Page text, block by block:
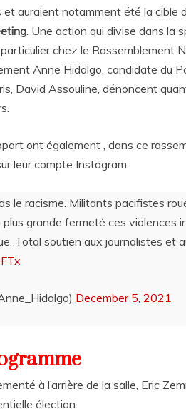
auraient notamment été la cible
. Une action qui divise dans la
chez le Rassemblement
Anne Hidalgo, candidate du
David Assouline, dénoncent
ont également , dans ce
leur compte Instagram.
le racisme. Militants pacifistes
grande fermeté ces violences
Total soutien aux journalistes et
December 5, 2021
à l’arrière de la salle, Eric
élection.